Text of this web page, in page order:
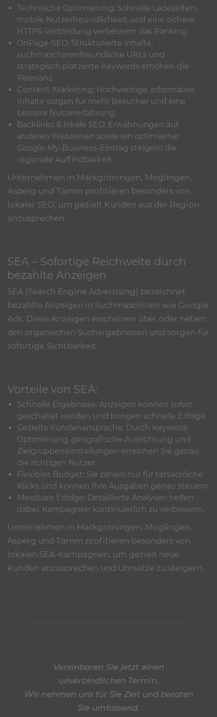
Technische Optimierung: Schnelle Ladezeiten,
mobile Nutzerfreundlichkeit und eine sichere
HTTPS-Verbindung verbessern das Ranking.
OnPage-SEO: Strukturierte Inhalte,
suchmaschinenfreundliche URLs und
strategisch platzierte Keywords erhöhen die
Relevanz.
Content-Marketing: Hochwertige, informative
Inhalte sorgen für mehr Besucher und eine
bessere Nutzererfahrung.
Backlinks & lokale SEO: Erwähnungen auf
anderen Webseiten sowie ein optimierter
Google-My-Business-Eintrag steigern die
regionale Auffindbarkeit.
Unternehmen in Markgröningen, Möglingen,
Asperg und Tamm profitieren besonders von
lokaler SEO, um gezielt Kunden aus der Region
anzusprechen.
SEA – Sofortige Reichweite durch
bezahlte Anzeigen
SEA (Search Engine Advertising) bezeichnet
bezahlte Anzeigen in Suchmaschinen wie Google
Ads. Diese Anzeigen erscheinen über oder neben
den organischen Suchergebnissen und sorgen für
sofortige Sichtbarkeit.
Vorteile von SEA:
Schnelle Ergebnisse: Anzeigen können sofort
geschaltet werden und bringen schnelle Erfolge.
Gezielte Kundenansprache: Durch Keyword-
Optimierung, geografische Ausrichtung und
Zielgruppeneinstellungen erreichen Sie genau
die richtigen Nutzer.
Flexibles Budget: Sie zahlen nur für tatsächliche
Klicks und können Ihre Ausgaben genau steuern.
Messbare Erfolge: Detaillierte Analysen helfen
dabei, Kampagnen kontinuierlich zu verbessern.
Unternehmen in Markgröningen, Möglingen,
Asperg und Tamm profitieren besonders von
lokalen SEA-Kampagnen, um gezielt neue
Kunden anzusprechen und Umsätze zu steigern.
Vereinbaren Sie jetzt einen
unverbindlichen Termin.
Wir nehmen uns für Sie Zeit und beraten
Sie umfassend.